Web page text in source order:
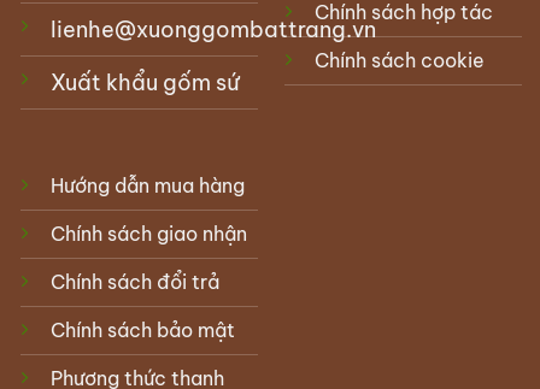
lienhe@xuonggombattrang.vn
Xuất khẩu gốm sứ
Chính sách hợp tác
Chính sách cookie
Hướng dẫn mua hàng
Chính sách giao nhận
Chính sách đổi trả
Chính sách bảo mật
Phương thức thanh